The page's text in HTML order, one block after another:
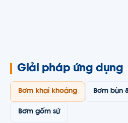
Giải pháp ứng dụng
Bơm khai khoáng Bơm bùn
Bơm gốm sứ